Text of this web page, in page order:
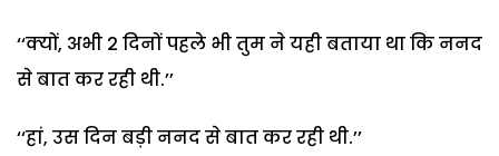
‘‘क्यों, अभी 2 दिनों पहले भी तुम ने यही बताया था कि ननद
से बात कर रही थी.’’
‘‘हां, उस दिन बड़ी ननद से बात कर रही थी.’’